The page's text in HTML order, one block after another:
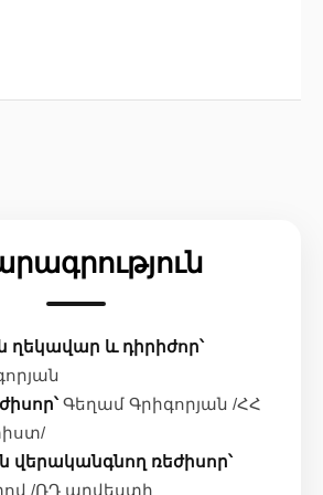
և դիրիժոր՝
Գեղամ Գրիգորյան /ՀՀ
վերականգնող ռեժիսոր՝
/ՌԴ արվեստի